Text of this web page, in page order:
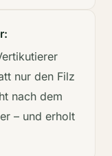
nur den Filz
nach dem
– und erholt